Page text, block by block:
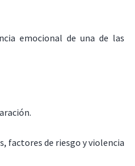
emocional de una de las
factores de riesgo y violencia